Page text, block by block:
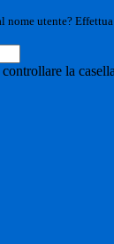
nome utente?
la